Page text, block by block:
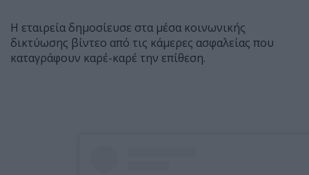
Η εταιρεία δημοσίευσε στα μέσα κοινωνικής
δικτύωσης βίντεο από τις κάμερες ασφαλείας που
καταγράφουν καρέ-καρέ την επίθεση.